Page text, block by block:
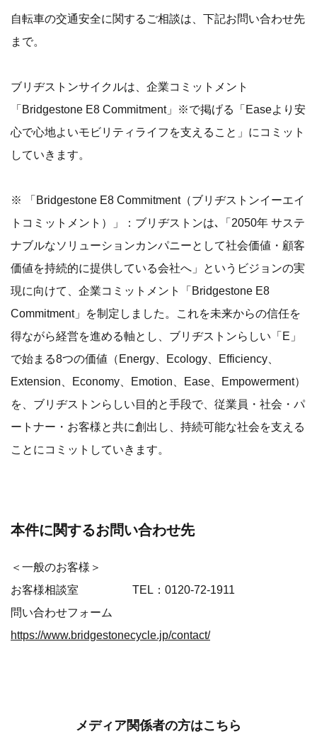
自転車の交通安全に関するご相談は、下記お問い合わせ先
まで。
ブリヂストンサイクルは、企業コミットメント
「Bridgestone E8 Commitment」※で掲げる「Easeより安
心で心地よいモビリティライフを支えること」にコミット
していきます。
※ 「Bridgestone E8 Commitment（ブリヂストンイーエイ
トコミットメント）」：ブリヂストンは､「2050年 サステ
ナブルなソリューションカンパニーとして社会価値・顧客
価値を持続的に提供している会社へ」というビジョンの実
現に向けて、企業コミットメント「Bridgestone E8
Commitment」を制定しました。これを未来からの信任を
得ながら経営を進める軸とし、ブリヂストンらしい「E」
で始まる8つの価値（Energy、Ecology、Efficiency、
Extension、Economy、Emotion、Ease、Empowerment）
を、ブリヂストンらしい目的と手段で、従業員・社会・パ
ートナー・お客様と共に創出し、持続可能な社会を支える
ことにコミットしていきます。
本件に関するお問い合わせ先
＜一般のお客様＞
お客様相談室 TEL：0120-72-1911
問い合わせフォーム
https://www.bridgestonecycle.jp/contact/
メディア関係者の方はこちら